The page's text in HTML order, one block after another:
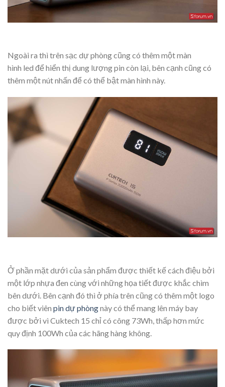
Ngoài ra thì trên sạc dự phòng cũng có thêm một màn
hình led để hiển thị dung lượng pin còn lại, bên cạnh cũng có
thêm một nút nhấn để có thể bật màn hình này.
Ở phần mặt dưới của sản phẩm được thiết kế cách điệu bởi
một lớp nhựa đen cùng với những họa tiết được khắc chìm
bên dưới. Bên cạnh đó thì ở phía trên cũng có thêm một logo
cho biết viên pin dự phòngnày có thể mang lên máy bay
được bởi vì Cuktech 15 chỉ có công 73Wh, thấp hơn mức
quy định 100Wh của các hãng hàng không.